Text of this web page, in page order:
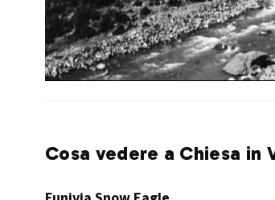
Cosa vedere a Chiesa in